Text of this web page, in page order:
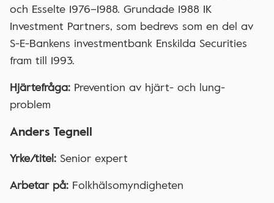
och Esselte 1976–1988. Grundade 1988 IK
Investment Partners, som bedrevs som en del av
S-E-Bankens investmentbank Enskilda Securities
fram till 1993.
Hjärtefråga: Prevention av hjärt- och lung-
problem
Anders Tegnell
Yrke/titel: Senior expert
Arbetar på: Folkhälsomyndigheten